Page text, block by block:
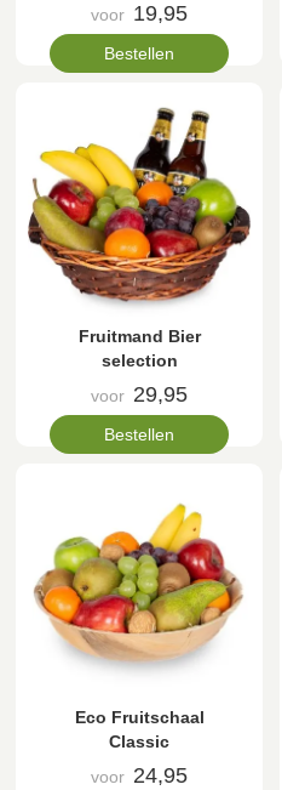
voor 19,95
Bestellen
Fruitmand Bier
selection
voor 29,95
Bestellen
Eco Fruitschaal
Classic
voor 24,95